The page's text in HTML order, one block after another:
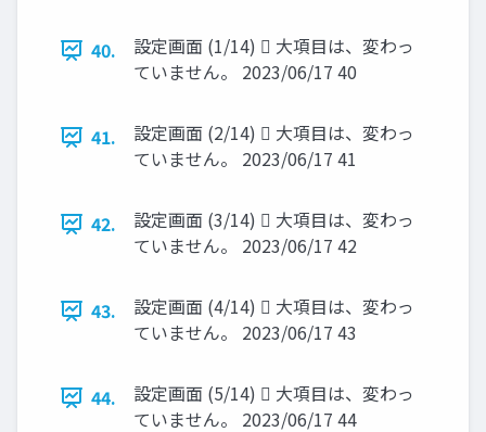
40.
設定画面 (1/14)  大項目は、変わっ
ていません。 2023/06/17 40
41.
設定画面 (2/14)  大項目は、変わっ
ていません。 2023/06/17 41
42.
設定画面 (3/14)  大項目は、変わっ
ていません。 2023/06/17 42
43.
設定画面 (4/14)  大項目は、変わっ
ていません。 2023/06/17 43
44.
設定画面 (5/14)  大項目は、変わっ
ていません。 2023/06/17 44